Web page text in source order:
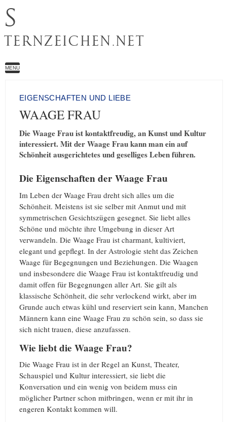
S
TERNZEICHEN.NET
MENU
EIGENSCHAFTEN UND LIEBE
WAAGE FRAU
Die Waage Frau ist kontaktfreudig, an Kunst und Kultur
interessiert. Mit der Waage Frau kann man ein auf
Schönheit ausgerichtetes und geselliges Leben führen.
Die Eigenschaften der Waage Frau
Im Leben der Waage Frau dreht sich alles um die
Schönheit. Meistens ist sie selber mit Anmut und mit
symmetrischen Gesichtszügen gesegnet. Sie liebt alles
Schöne und möchte ihre Umgebung in dieser Art
verwandeln. Die Waage Frau ist charmant, kultiviert,
elegant und gepflegt. In der Astrologie steht das Zeichen
Waage für Begegnungen und Beziehungen. Die Waagen
und insbesondere die Waage Frau ist kontaktfreudig und
damit offen für Begegnungen aller Art. Sie gilt als
klassische Schönheit, die sehr verlockend wirkt, aber im
Grunde auch etwas kühl und reserviert sein kann, Manchen
Männern kann eine Waage Frau zu schön sein, so dass sie
sich nicht trauen, diese anzufassen.
Wie liebt die Waage Frau?
Die Waage Frau ist in der Regel an Kunst, Theater,
Schauspiel und Kultur interessiert, sie liebt die
Konversation und ein wenig von beidem muss ein
möglicher Partner schon mitbringen, wenn er mit ihr in
engeren Kontakt kommen will.